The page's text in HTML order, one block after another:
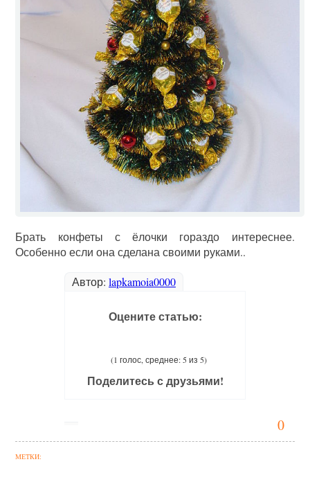
0
Брать конфеты с ёлочки гораздо интереснее.
Особенно если она сделана своими руками..
Автор: lapkamoia0000
Оцените статью:
(1 голос, среднее: 5 из 5)
Поделитесь с друзьями!
МЕТКИ: